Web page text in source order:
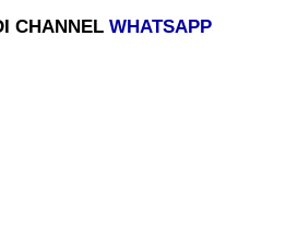
CHANNELWHATSAPP